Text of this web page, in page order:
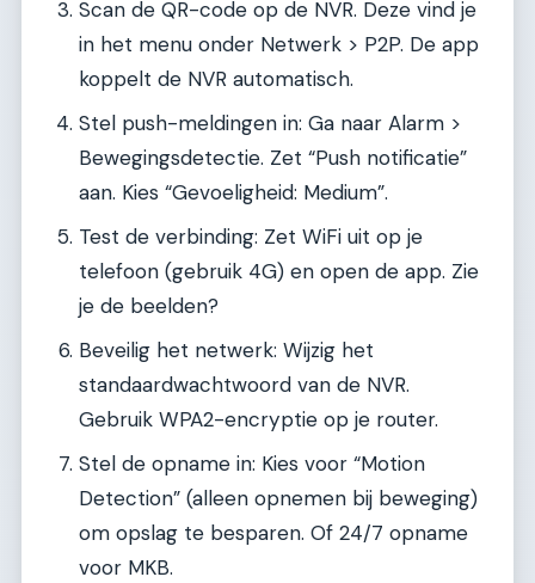
Scan de QR-code op de NVR. Deze vind je
in het menu onder Netwerk > P2P. De app
koppelt de NVR automatisch.
Stel push-meldingen in: Ga naar Alarm >
Bewegingsdetectie. Zet “Push notificatie”
aan. Kies “Gevoeligheid: Medium”.
Test de verbinding: Zet WiFi uit op je
telefoon (gebruik 4G) en open de app. Zie
je de beelden?
Beveilig het netwerk: Wijzig het
standaardwachtwoord van de NVR.
Gebruik WPA2-encryptie op je router.
Stel de opname in: Kies voor “Motion
Detection” (alleen opnemen bij beweging)
om opslag te besparen. Of 24/7 opname
voor MKB.